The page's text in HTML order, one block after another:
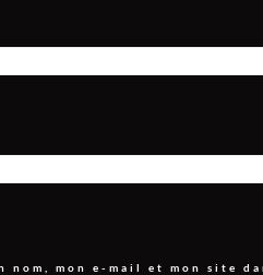
nom, mon e-mail et mon site